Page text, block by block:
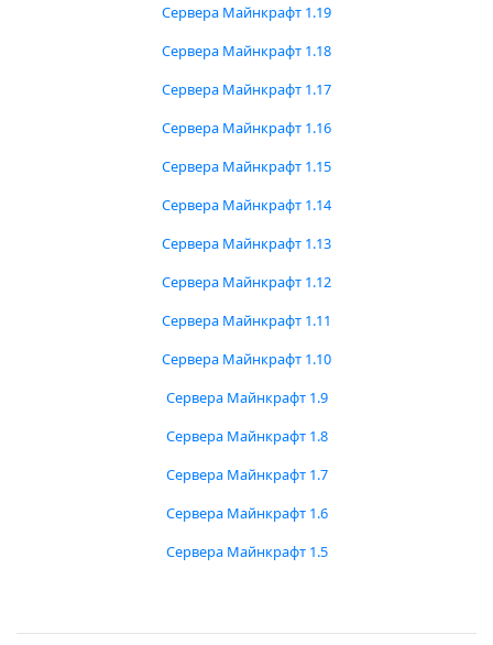
Сервера Майнкрафт 1.19
Сервера Майнкрафт 1.18
Сервера Майнкрафт 1.17
Сервера Майнкрафт 1.16
Сервера Майнкрафт 1.15
Сервера Майнкрафт 1.14
Сервера Майнкрафт 1.13
Сервера Майнкрафт 1.12
Сервера Майнкрафт 1.11
Сервера Майнкрафт 1.10
Сервера Майнкрафт 1.9
Сервера Майнкрафт 1.8
Сервера Майнкрафт 1.7
Сервера Майнкрафт 1.6
Сервера Майнкрафт 1.5